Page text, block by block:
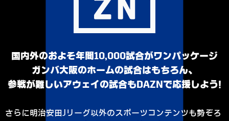
国内外のおよそ年間10,000試合がワンパッケージ
ガンバ大阪のホームの試合はもちろん、
参戦が難しいアウェイの試合もDAZNで応援しよう！
さらに明治安田Jリーグ以外のスポーツコンテンツも勢ぞろ